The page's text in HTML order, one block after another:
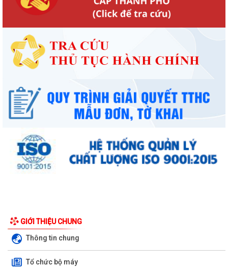
GIỚI THIỆU CHUNG
Thông tin chung
Tổ chức bộ máy
Công văn số 3385/UBND-KT ngày 29/7/2026 của UBND phường v/v
công khai Quyết định của Chủ tịch Ủy...
Tổ Đại biểu số 05 HĐND thành phố tiếp xúc cử tri sau Kỳ họp thường lệ
giữa năm 2026 HĐND thành phố...